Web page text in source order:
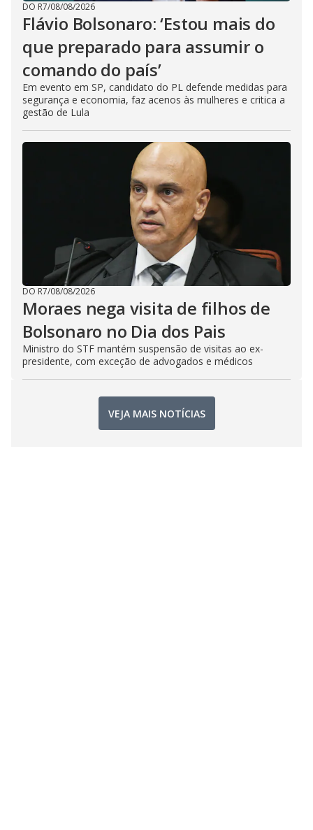
DO R7/08/08/2026
Flávio Bolsonaro: ‘Estou mais do
que preparado para assumir o
comando do país’
Em evento em SP, candidato do PL defende medidas para
segurança e economia, faz acenos às mulheres e critica a
gestão de Lula
DO R7/08/08/2026
Moraes nega visita de filhos de
Bolsonaro no Dia dos Pais
Ministro do STF mantém suspensão de visitas ao ex-
presidente, com exceção de advogados e médicos
VEJA MAIS NOTÍCIAS